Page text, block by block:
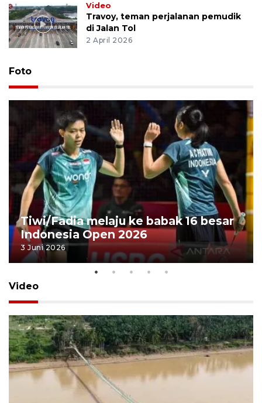
Video
Travoy, teman perjalanan pemudik
di Jalan Tol
2 April 2026
Foto
Tiwi/Fadia melaju ke babak 16 besar
Indonesia Open 2026
3 Juni 2026
Video